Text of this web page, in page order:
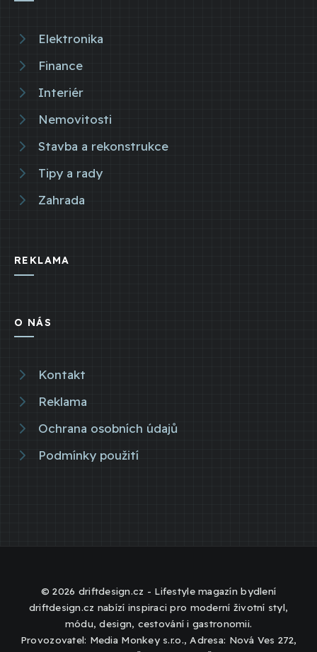
Elektronika
Finance
Interiér
Nemovitosti
Stavba a rekonstrukce
Tipy a rady
Zahrada
REKLAMA
O NÁS
Kontakt
Reklama
Ochrana osobních údajů
Podmínky použití
© 2026 driftdesign.cz - Lifestyle magazín bydlení
driftdesign.cz nabízí inspiraci pro moderní životní styl,
módu, design, cestování i gastronomii.
Provozovatel: Media Monkey s.r.o., Adresa: Nová Ves 272,